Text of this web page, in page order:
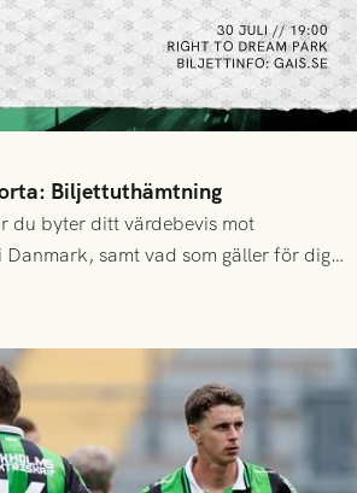
Biljettuthämtning
du byter ditt värdebevis mot
samt vad som gäller för dig
eller fått förhinder.